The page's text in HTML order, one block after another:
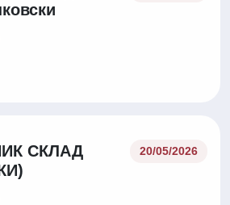
СКЛАД
20/05/2026